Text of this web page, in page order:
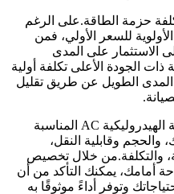
حزمة الطاقة.على الرغم
للسعر الأولي، فمن
الاستثمار على المدى
الجودة الأعلى تكلفة أولية
المدى الطويل عن طريق تقليل
باختصار، يتطلب اختيار وحدة الطاقة الهيدروليكية AC المناسبة
والحجم وقابلية النقل،
والتكلفة.من خلال تخصيص
أمامك، يمكنك التأكد من أن
وتوفر أداءً موثوقًا به